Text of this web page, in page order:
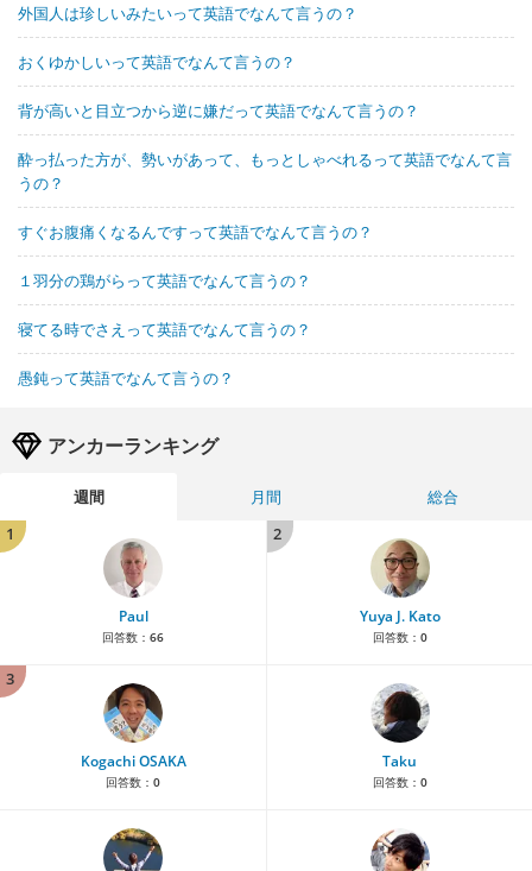
外国人は珍しいみたいって英語でなんて言うの？
おくゆかしいって英語でなんて言うの？
背が高いと目立つから逆に嫌だって英語でなんて言うの？
酔っ払った方が、勢いがあって、もっとしゃべれるって英語でなんて言
うの？
すぐお腹痛くなるんですって英語でなんて言うの？
１羽分の鶏がらって英語でなんて言うの？
寝てる時でさえって英語でなんて言うの？
愚鈍って英語でなんて言うの？
アンカーランキング
週間 月間
総合
1
Paul
回答数： 66
2
Yuya J. Kato
回答数： 0
3
Kogachi OSAKA
回答数： 0
Taku
回答数： 0